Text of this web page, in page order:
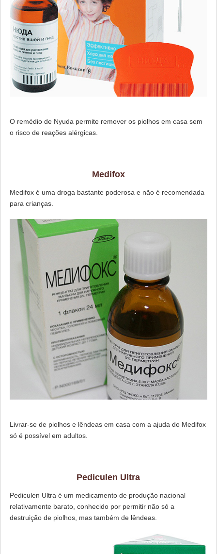
O remédio de Nyuda permite remover os piolhos em casa sem
o risco de reações alérgicas.
Medifox
Medifox é uma droga bastante poderosa e não é recomendada
para crianças.
Livrar-se de piolhos e lêndeas em casa com a ajuda do Medifox
só é possível em adultos.
Pediculen Ultra
Pediculen Ultra é um medicamento de produção nacional
relativamente barato, conhecido por permitir não só a
destruição de piolhos, mas também de lêndeas.